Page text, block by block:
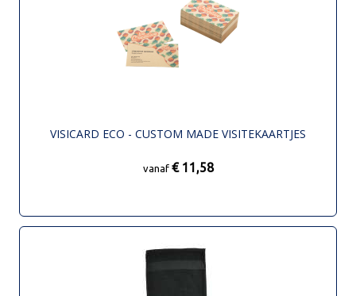
VISICARD ECO - CUSTOM MADE VISITEKAARTJES
vanaf € 11,58